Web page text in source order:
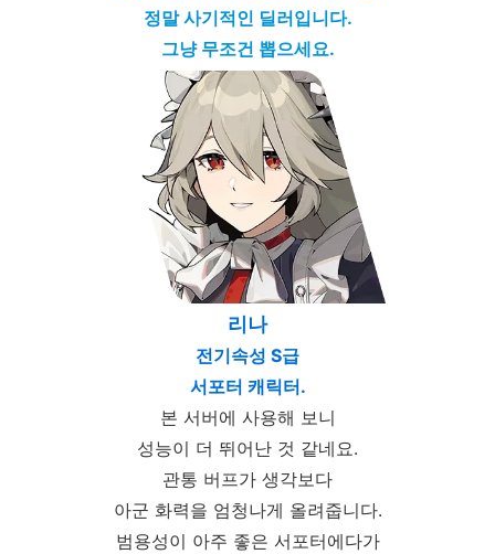
정말 사기적인 딜러입니다.
그냥 무조건 뽑으세요.
리나
전기속성 S급
서포터 캐릭터.
본 서버에 사용해 보니
성능이 더 뛰어난 것 같네요.
관통 버프가 생각보다
아군 화력을 엄청나게 올려줍니다.
범용성이 아주 좋은 서포터에다가